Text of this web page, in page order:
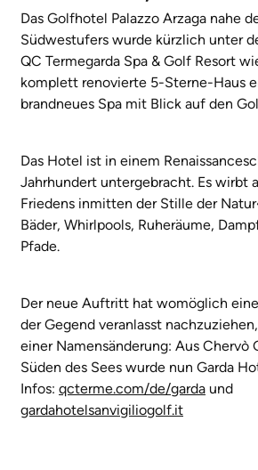
Das Golfhotel Palazzo Arzaga nahe
Südwestufers wurde kürzlich unter
QC Termegarda Spa & Golf Resort
komplett renovierte 5-Sterne-Haus
brandneues Spa mit Blick auf den
Das Hotel ist in einem
Jahrhundert untergebracht. Es wirbt
Friedens inmitten der Stille der
Bäder, Whirlpools, Ruheräume,
Pfade.
Der neue Auftritt hat womöglich
der Gegend veranlasst
einer Namensänderung: Aus Chervò
Süden des Sees wurde nun Garda
Infos: qcterme.com/de/garda und
gardahotelsanvigiliogolf.it